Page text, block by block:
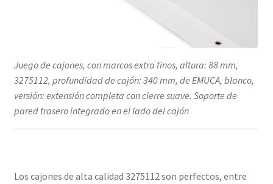
Juego de cajones, con marcos extra finos, altura: 88 mm,
3275112, profundidad de cajón: 340 mm, de EMUCA, blanco,
versión: extensión completa con cierre suave. Soporte de
pared trasero integrado en el lado del cajón
Los cajones de alta calidad 3275112 son perfectos, entre